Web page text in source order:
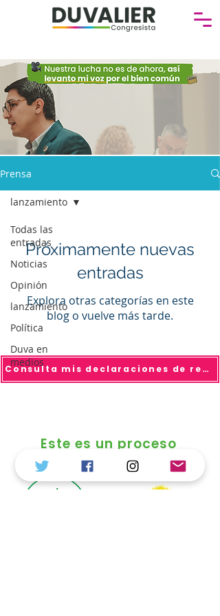
Prensa
Todas las
entradas
Noticias
Opinión
lanzamiento
Política
Duva en
medios
lanzamiento
Próximamente nuevas
entradas
Explora otras categorías en este
blog o vuelve más tarde.
Consulta mis declaraciones de renta
Este es un proceso
colectivo, conoce más de